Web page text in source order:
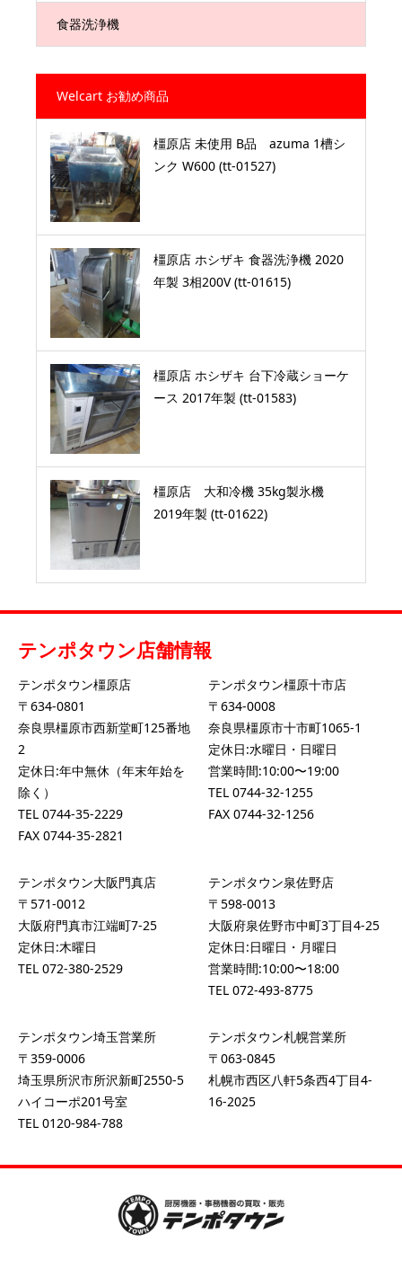
食器洗浄機
Welcart お勧め商品
橿原店 未使用 B品 azuma 1槽シ
ンク W600 (tt-01527)
橿原店 ホシザキ 食器洗浄機 2020
年製 3相200V (tt-01615)
橿原店 ホシザキ 台下冷蔵ショーケ
ース 2017年製 (tt-01583)
橿原店 大和冷機 35kg製氷機
2019年製 (tt-01622)
テンポタウン店舗情報
テンポタウン橿原店
〒634-0801
奈良県橿原市西新堂町125番地
2
定休日:年中無休（年末年始を
除く）
TEL 0744-35-2229
FAX 0744-35-2821
テンポタウン橿原十市店
〒634-0008
奈良県橿原市十市町1065-1
定休日:水曜日・日曜日
営業時間:10:00〜19:00
TEL 0744-32-1255
FAX 0744-32-1256
テンポタウン大阪門真店
〒571-0012
大阪府門真市江端町7-25
定休日:木曜日
TEL 072-380-2529
テンポタウン泉佐野店
〒598-0013
大阪府泉佐野市中町3丁目4-25
定休日:日曜日・月曜日
営業時間:10:00〜18:00
TEL 072-493-8775
テンポタウン埼玉営業所
〒359-0006
埼玉県所沢市所沢新町2550-5
ハイコーポ201号室
TEL 0120-984-788
テンポタウン札幌営業所
〒063-0845
札幌市西区八軒5条西4丁目4-
16-2025